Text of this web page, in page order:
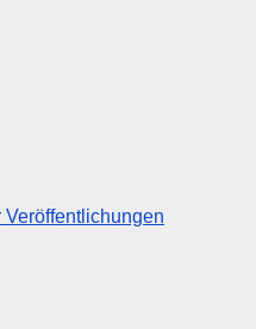
Veröffentlichungen